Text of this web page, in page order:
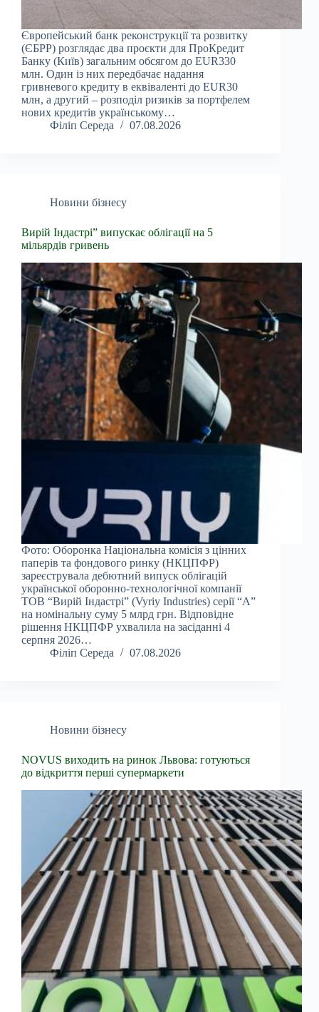
Європейський банк реконструкції та розвитку
(ЄБРР) розглядає два проєкти для ПроКредит
Банку (Київ) загальним обсягом до EUR330
млн. Один із них передбачає надання
гривневого кредиту в еквіваленті до EUR30
млн, а другий – розподіл ризиків за портфелем
нових кредитів українському…
Філіп Середа
07.08.2026
Новини бізнесу
Вирій Індастрі” випускає облігації на 5
мільярдів гривень
Фото: Оборонка Національна комісія з цінних
паперів та фондового ринку (НКЦПФР)
зареєструвала дебютний випуск облігацій
української оборонно-технологічної компанії
ТОВ “Вирій Індастрі” (Vyriy Industries) серії “А”
на номінальну суму 5 млрд грн. Відповідне
рішення НКЦПФР ухвалила на засіданні 4
серпня 2026…
Філіп Середа
07.08.2026
Новини бізнесу
NOVUS виходить на ринок Львова: готуються
до відкриття перші супермаркети